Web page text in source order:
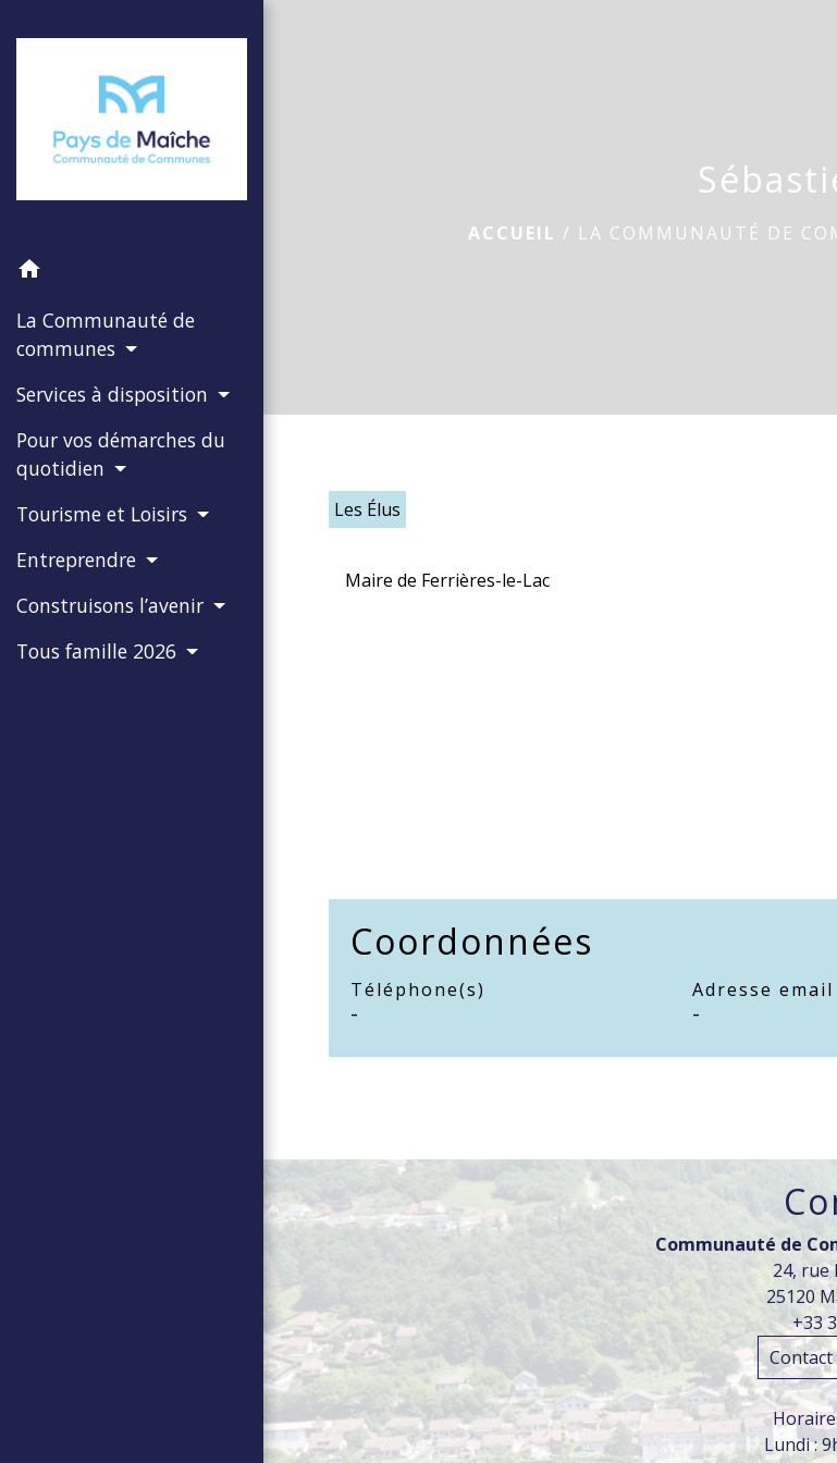
home
La Communauté de
communes
Services à disposition
Pour vos démarches du
quotidien
Tourisme et Loisirs
Entreprendre
Construisons l’avenir
Tous famille 2026
ACCUEIL / LA COMMUNAUTÉ DE
Les Élus
Maire de Ferrières-le-Lac
Coordonnées
Téléphone(s)
-
Adresse email
-
Communauté de
24,
25120
+33
Lundi :